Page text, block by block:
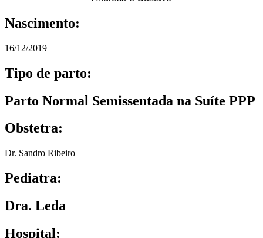
Nascimento:
16/12/2019
Tipo de parto:
Parto Normal Semissentada na Suíte PPP
Obstetra:
Dr. Sandro Ribeiro
Pediatra:
Dra. Leda
Hospital: